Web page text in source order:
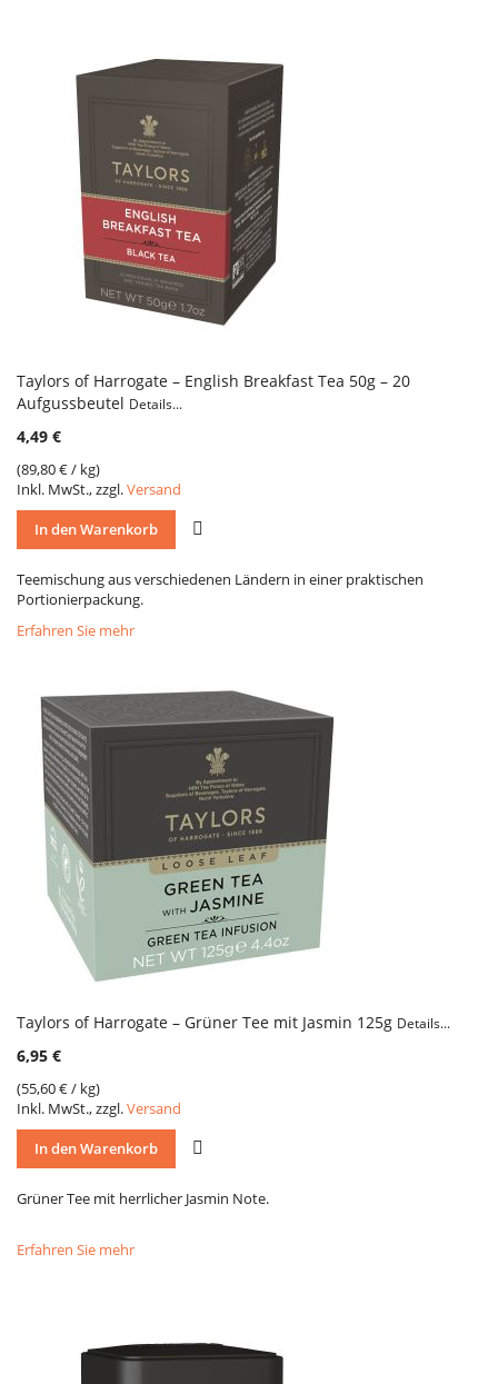
Taylors of Harrogate – English Breakfast Tea 50g – 20
Aufgussbeutel Details...
4,49 €
(89,80 €/ kg)
Inkl. MwSt., zzgl.Versand
In den Warenkorb
Teemischung aus verschiedenen Ländern in einer praktischen
Portionierpackung.
Erfahren Sie mehr
Taylors of Harrogate – Grüner Tee mit Jasmin 125g Details...
6,95 €
(55,60 €/ kg)
Inkl. MwSt., zzgl.Versand
In den Warenkorb
Grüner Tee mit herrlicher Jasmin Note.
Erfahren Sie mehr